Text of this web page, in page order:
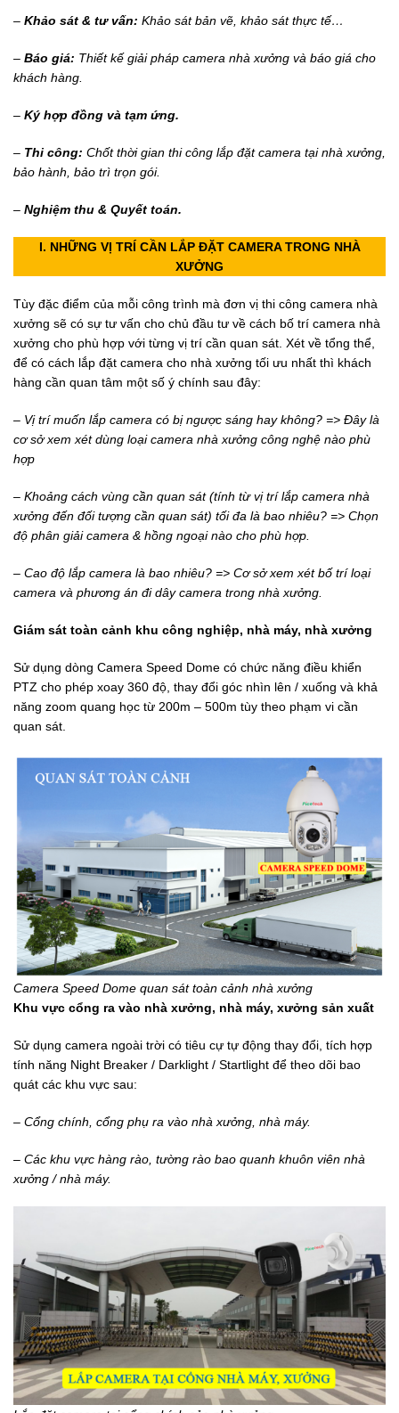
– Khảo sát & tư vấn: Khảo sát bản vẽ, khảo sát thực tế…
– Báo giá: Thiết kế giải pháp camera nhà xưởng và báo giá cho
khách hàng.
– Ký hợp đồng và tạm ứng.
– Thi công: Chốt thời gian thi công lắp đặt camera tại nhà xưởng,
bảo hành, bảo trì trọn gói.
– Nghiệm thu & Quyết toán.
I. NHỮNG VỊ TRÍ CẦN LẮP ĐẶT CAMERA TRONG NHÀ
XƯỞNG
Tùy đặc điểm của mỗi công trình mà đơn vị thi công camera nhà
xưởng sẽ có sự tư vấn cho chủ đầu tư về cách bố trí camera nhà
xưởng cho phù hợp với từng vị trí cần quan sát. Xét về tổng thể,
để có cách lắp đặt camera cho nhà xưởng tối ưu nhất thì khách
hàng cần quan tâm một số ý chính sau đây:
– Vị trí muốn lắp camera có bị ngược sáng hay không? => Đây là
cơ sở xem xét dùng loại camera nhà xưởng công nghệ nào phù
hợp
– Khoảng cách vùng cần quan sát (tính từ vị trí lắp camera nhà
xưởng đến đối tượng cần quan sát) tối đa là bao nhiêu? => Chọn
độ phân giải camera & hồng ngoại nào cho phù hợp.
– Cao độ lắp camera là bao nhiêu? => Cơ sở xem xét bố trí loại
camera và phương án đi dây camera trong nhà xưởng.
Giám sát toàn cảnh khu công nghiệp, nhà máy, nhà xưởng
Sử dụng dòng Camera Speed Dome có chức năng điều khiển
PTZ cho phép xoay 360 độ, thay đổi góc nhìn lên / xuống và khả
năng zoom quang học từ 200m – 500m tùy theo phạm vi cần
quan sát.
Camera Speed Dome quan sát toàn cảnh nhà xưởng
Khu vực cổng ra vào nhà xưởng, nhà máy, xưởng sản xuất
Sử dụng camera ngoài trời có tiêu cự tự động thay đổi, tích hợp
tính năng Night Breaker / Darklight / Startlight để theo dõi bao
quát các khu vực sau:
– Cổng chính, cổng phụ ra vào nhà xưởng, nhà máy.
– Các khu vực hàng rào, tường rào bao quanh khuôn viên nhà
xưởng / nhà máy.